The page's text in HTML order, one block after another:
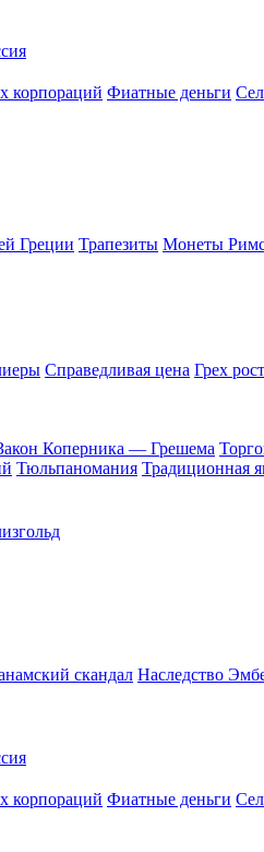
корпораций Фиатные деньги
Греции Трапезиты Монеты
Справедливая цена Грех
Коперника — Грешема
Тюльпаномания Традиционная
скандал Наследство
корпораций Фиатные деньги